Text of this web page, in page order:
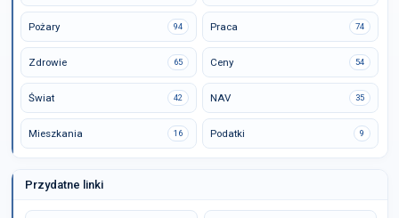
Pożary 94 Praca 74
Zdrowie 65 Ceny 54
Świat 42 NAV 35
Mieszkania 16 Podatki 9
Przydatne linki